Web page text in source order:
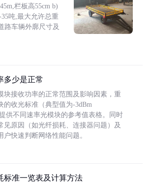
栏板高55cm b)
吨,最大允许总重
路车辆外廓尺寸及
多少是正常
块接收功率的正常范围及影响因素，重
的收光标准（典型值为-3dBm
供不同速率光模块的参考值表格。同时
见原因（如光纤损耗、连接器问题）及
户快速判断网络性能问题。
标准一览表及计算方法